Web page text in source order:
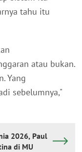
tahu itu
atau bukan.
Yang
sebelumnya,"
2026, Paul
di MU